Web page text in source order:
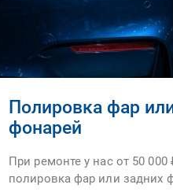
Полировка фар
фонарей
При ремонте у нас от 50
полировка фар или задних